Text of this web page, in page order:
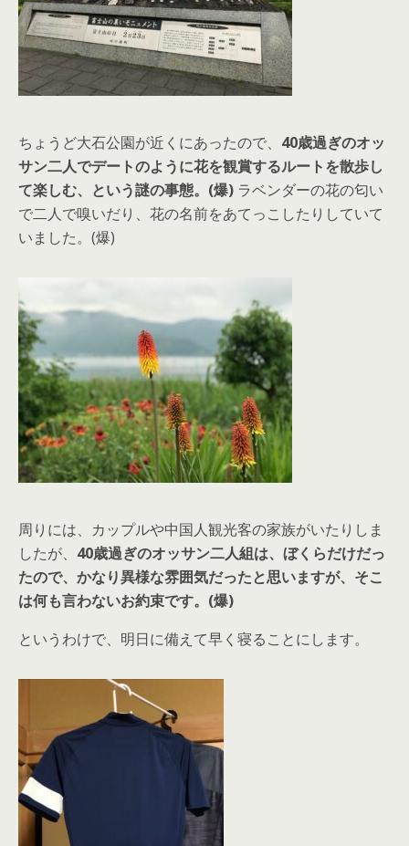
ちょうど大石公園が近くにあったので、 40歳過ぎのオッ
サン二人でデートのように花を観賞するルートを散歩し
て楽しむ、という謎の事態。(爆) ラベンダーの花の匂い
で二人で嗅いだり、花の名前をあてっこしたりしていて
いました。(爆)
周りには、カップルや中国人観光客の家族がいたりしま
したが、 40歳過ぎのオッサン二人組は、ぼくらだけだっ
たので、かなり異様な雰囲気だったと思いますが、そこ
は何も言わないお約束です。(爆)
というわけで、明日に備えて早く寝ることにします。